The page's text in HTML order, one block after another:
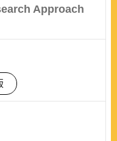
Approach